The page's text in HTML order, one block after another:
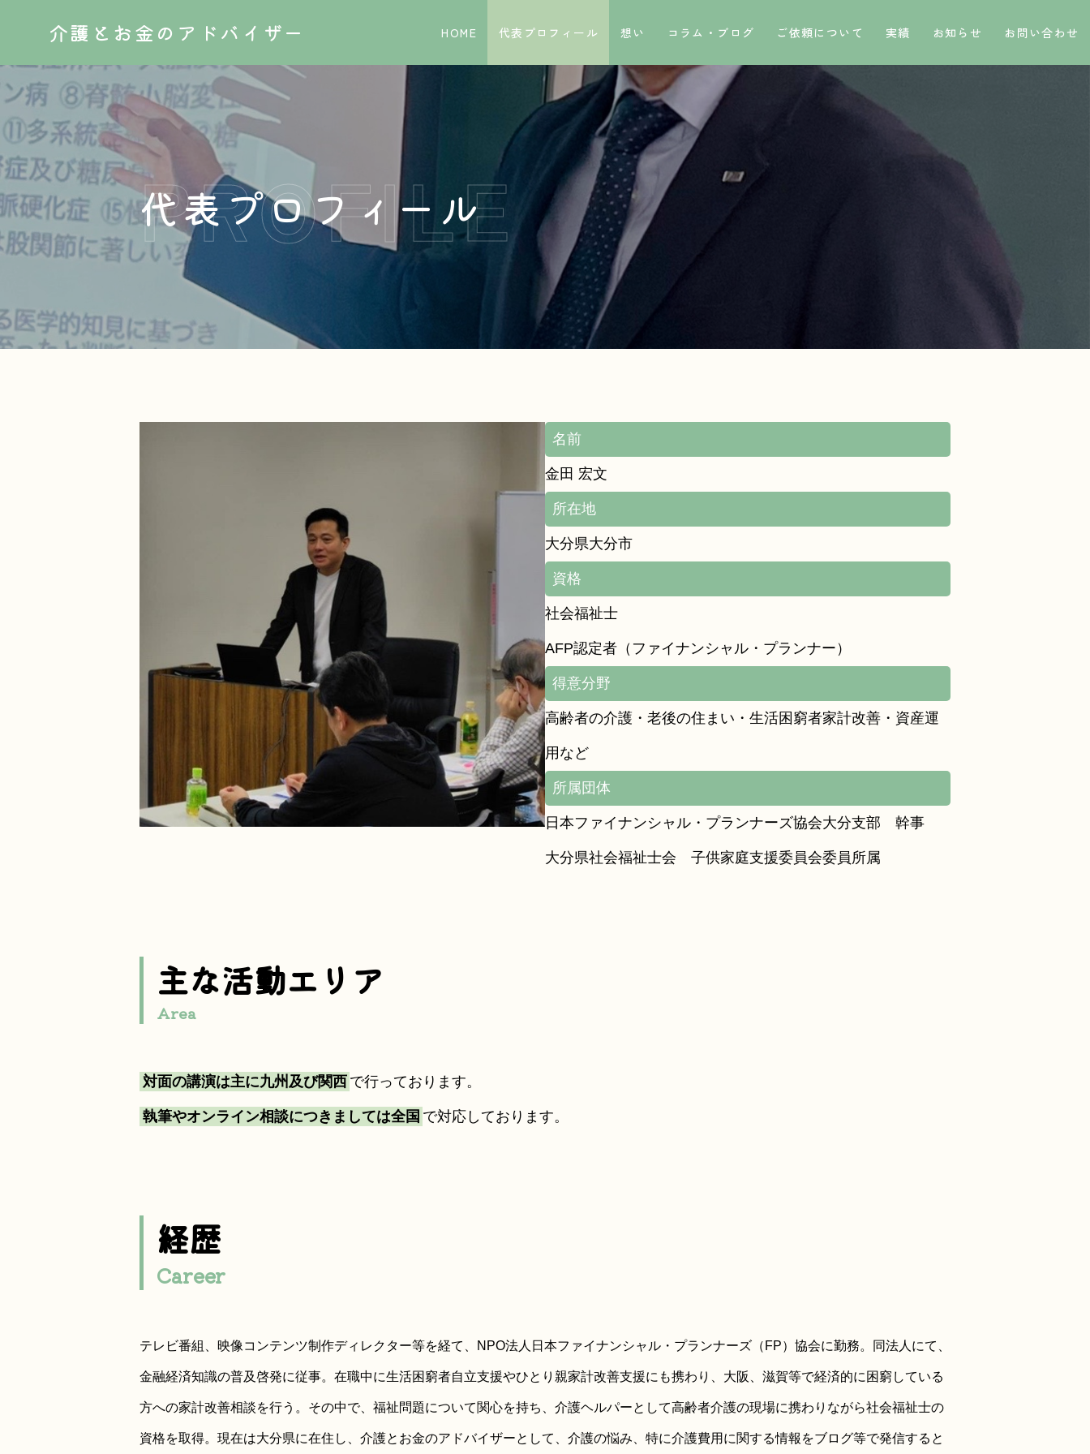
介護とお金のアドバイザー HOME 代表プロフィール 想い コラム・ブログ ご依頼について 実績 お知らせ お問い合わせ
代表プロフィール
名前
金田 宏文
所在地
大分県大分市
資格
社会福祉士
AFP認定者（ファイナンシャル・プランナー）
得意分野
高齢者の介護・老後の住まい・生活困窮者家計改善・資産運
用など
所属団体
日本ファイナンシャル・プランナーズ協会大分支部 幹事
大分県社会福祉士会 子供家庭支援委員会委員所属
主な活動エリア
Area
対面の講演は主に九州及び関西 で行っております。
執筆やオンライン相談につきましては全国 で対応しております。
経歴
Career
テレビ番組、映像コンテンツ制作ディレクター等を経て、NPO法人日本ファイナンシャル・プランナーズ（FP）協会に勤務。同法人にて、
金融経済知識の普及啓発に従事。在職中に生活困窮者自立支援やひとり親家計改善支援にも携わり、大阪、滋賀等で経済的に困窮している
方への家計改善相談を行う。その中で、福祉問題について関心を持ち、介護ヘルパーとして高齢者介護の現場に携わりながら社会福祉士の
資格を取得。現在は大分県に在住し、介護とお金のアドバイザーとして、介護の悩み、特に介護費用に関する情報をブログ等で発信すると